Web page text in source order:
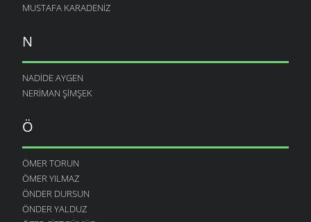
MUSTAFA KARADENIZ
N
NADIDE AYGEN
NERIMAN ŞIMŞEK
Ö
ÖMER TORUN
ÖMER YILMAZ
ÖNDER DURSUN
ÖNDER YALDUZ